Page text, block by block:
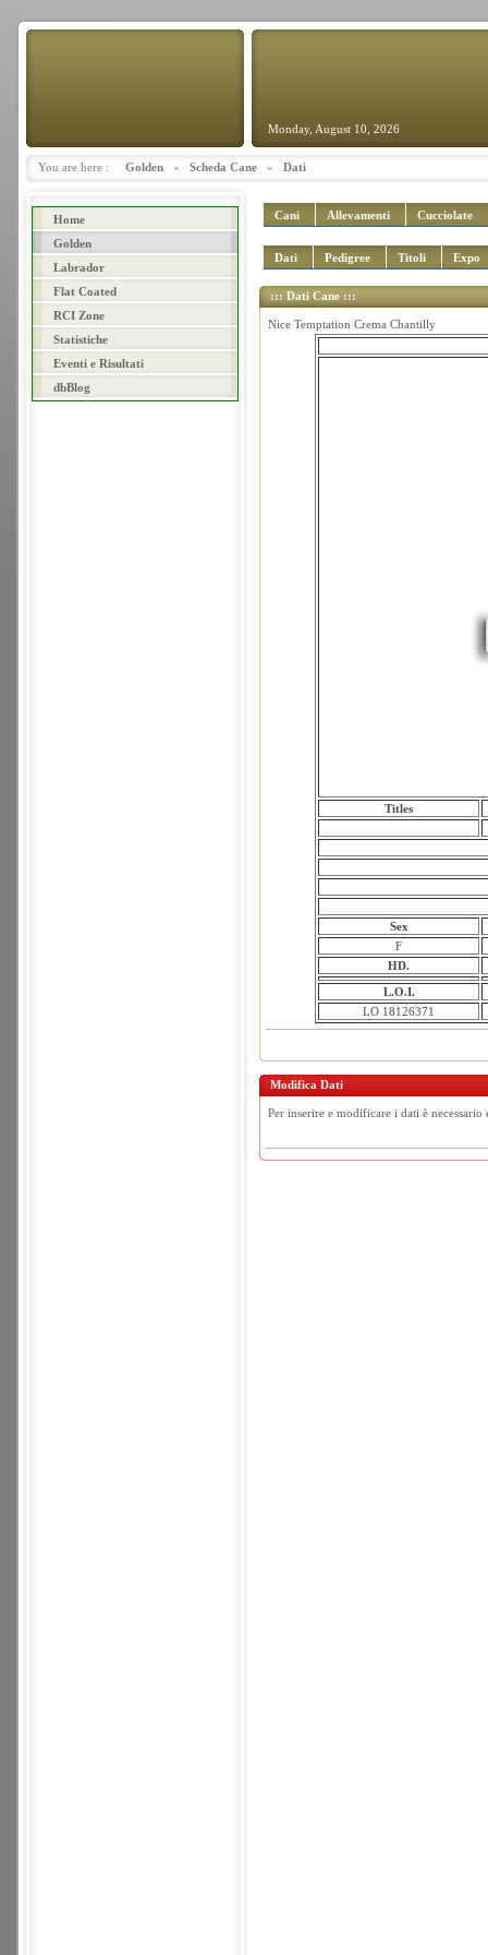
Monday, August 10, 2026
You are here : Golden » Scheda Cane » Dati
Home
Golden
Labrador
Flat Coated
RCI Zone
Statistiche
Eventi e Risultati
dbBlog
Cani Allevamenti Cucciolate
Dati Pedigree Titoli Expo
::: Dati Cane :::
Nice Temptation Crema Chantilly
Titles
Sex
F
HD.
L.O.I.
LO 18126371
Modifica Dati
Per inserire e modificare i dati è necessario